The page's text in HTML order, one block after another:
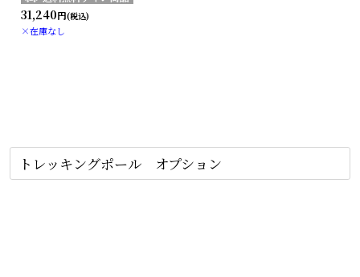
31,240円(税込)
×在庫なし
トレッキングポール オプション